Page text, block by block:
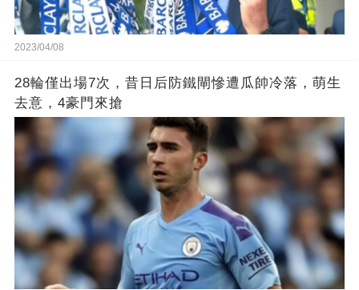
2023/04/08
28輪僅出場7次，昔日后防鐵閘慘遭瓜帥冷落，萌生
去意，4豪門來搶